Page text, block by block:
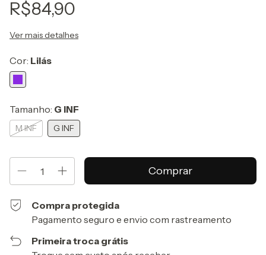
R$84,90
Ver mais detalhes
Cor: Lilás
Tamanho: G INF
M INF G INF
Compra protegida
Pagamento seguro e envio com rastreamento
Primeira troca grátis